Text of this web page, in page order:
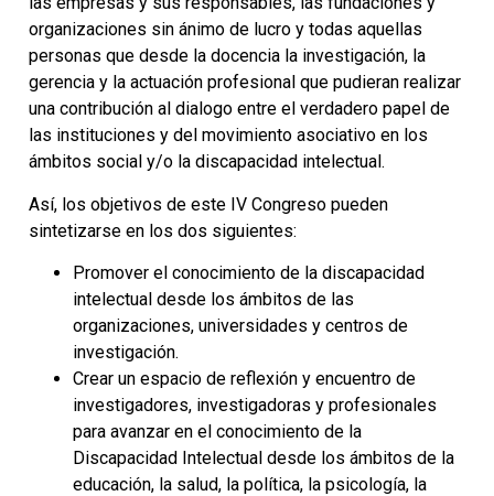
organizaciones sin ánimo de lucro y todas aquellas
personas que desde la docencia la investigación, la
gerencia y la actuación profesional que pudieran realizar
una contribución al dialogo entre el verdadero papel de
las instituciones y del movimiento asociativo en los
ámbitos social y/o la discapacidad intelectual.
Así, los objetivos de este IV Congreso pueden
sintetizarse en los dos siguientes:
Promover el conocimiento de la discapacidad
intelectual desde los ámbitos de las
organizaciones, universidades y centros de
investigación.
Crear un espacio de reflexión y encuentro de
investigadores, investigadoras y profesionales
para avanzar en el conocimiento de la
Discapacidad Intelectual desde los ámbitos de la
educación, la salud, la política, la psicología, la